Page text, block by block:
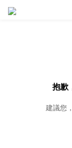
抱歉
建議您